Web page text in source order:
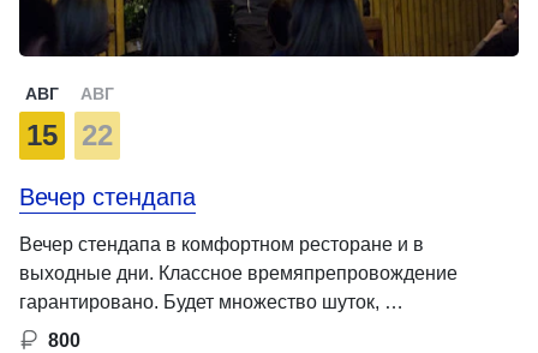
АВГ
15
АВГ
22
Вечер стендапа
Вечер стендапа в комфортном ресторане и в
выходные дни. Классное времяпрепровождение
гарантировано. Будет множество шуток, …
800